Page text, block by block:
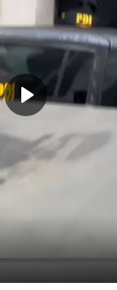
Play